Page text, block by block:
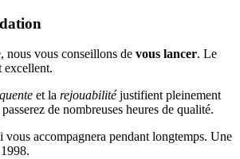
nous vous conseillons de vous lancer. Le
excellent.
et la rejouabilitéjustifient pleinement
de nombreuses heures de qualité.
vous accompagnera pendant longtemps. Une